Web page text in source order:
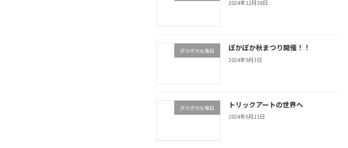
2024年12月28日
ポカポカな毎日 ぽかぽか秋まつり開催！！
2024年9月3日
ポカポカな毎日 トリックアートの世界へ
2024年6月11日